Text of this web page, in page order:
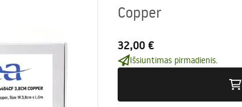
Copper
32,00 €
Išsiuntimas pirmadienis.